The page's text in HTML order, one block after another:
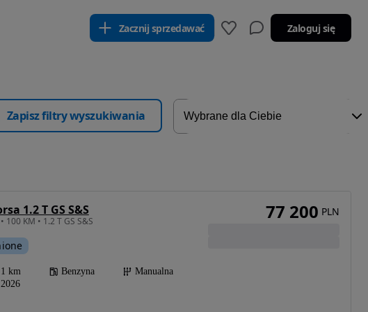
Zacznij sprzedawać Zaloguj się
Zapisz filtry wyszukiwania
1.2 T GS S&S
100 KM • 1.2 T GS S&S
1 km Benzyna
Manualna
2026
77 200 PLN